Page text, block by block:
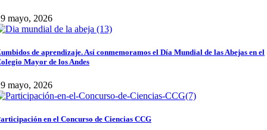
mayo, 2026
de aprendizaje. Así conmemoramos el Día Mundial de las Abejas en el
Mayor de los Andes
mayo, 2026
en el Concurso de Ciencias CCG